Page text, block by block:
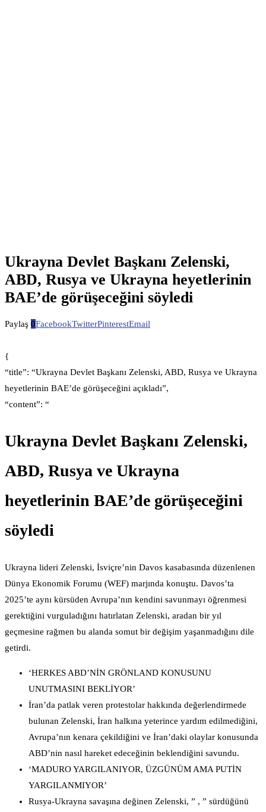
Ukrayna Devlet Başkanı Zelenski,
ABD, Rusya ve Ukrayna heyetlerinin
BAE’de görüşeceğini söyledi
Paylaş 0FacebookTwitterPinterestEmail
{
“title”: “Ukrayna Devlet Başkanı Zelenski, ABD, Rusya ve Ukrayna
heyetlerinin BAE’de görüşeceğini açıkladı”,
“content”: “
Ukrayna Devlet Başkanı Zelenski,
ABD, Rusya ve Ukrayna
heyetlerinin BAE’de görüşeceğini
söyledi
Ukrayna lideri Zelenski, İsviçre’nin Davos kasabasında düzenlenen
Dünya Ekonomik Forumu (WEF) marjında konuştu. Davos’ta
2025’te aynı kürsüden Avrupa’nın kendini savunmayı öğrenmesi
gerektiğini vurguladığını hatırlatan Zelenski, aradan bir yıl
geçmesine rağmen bu alanda somut bir değişim yaşanmadığını dile
getirdi.
‘HERKES ABD’NİN GRÖNLAND KONUSUNU
UNUTMASINI BEKLİYOR’
İran’da patlak veren protestolar hakkında değerlendirmede
bulunan Zelenski, İran halkına yeterince yardım edilmediğini,
Avrupa’nın kenara çekildiğini ve İran’daki olaylar konusunda
ABD’nin nasıl hareket edeceğinin beklendiğini savundu.
‘MADURO YARGILANIYOR, ÜZGÜNÜM AMA PUTİN
YARGILANMIYOR’
Rusya-Ukrayna savaşına değinen Zelenski, ” , ” sürdüğünü